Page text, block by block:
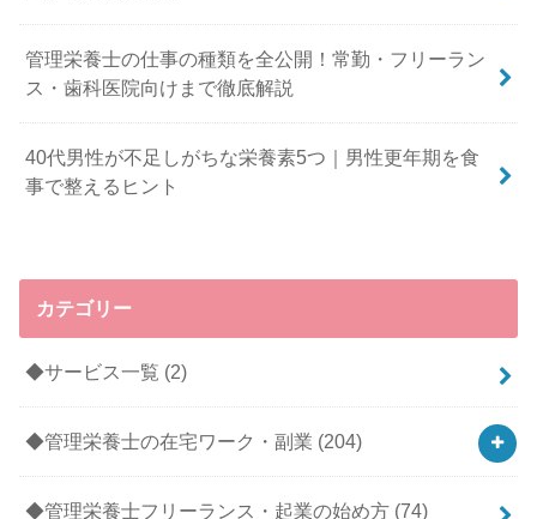
管理栄養士の仕事の種類を全公開！常勤・フリーラン
ス・歯科医院向けまで徹底解説
40代男性が不足しがちな栄養素5つ｜男性更年期を食
事で整えるヒント
カテゴリー
◆サービス一覧 (2)
◆管理栄養士の在宅ワーク・副業 (204)
◆管理栄養士フリーランス・起業の始め方 (74)